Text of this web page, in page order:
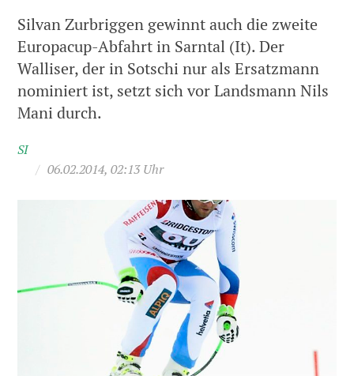
Silvan Zurbriggen gewinnt auch die zweite
Europacup-Abfahrt in Sarntal (It). Der
Walliser, der in Sotschi nur als Ersatzmann
nominiert ist, setzt sich vor Landsmann Nils
Mani durch.
SI
/ 06.02.2014, 02:13 Uhr